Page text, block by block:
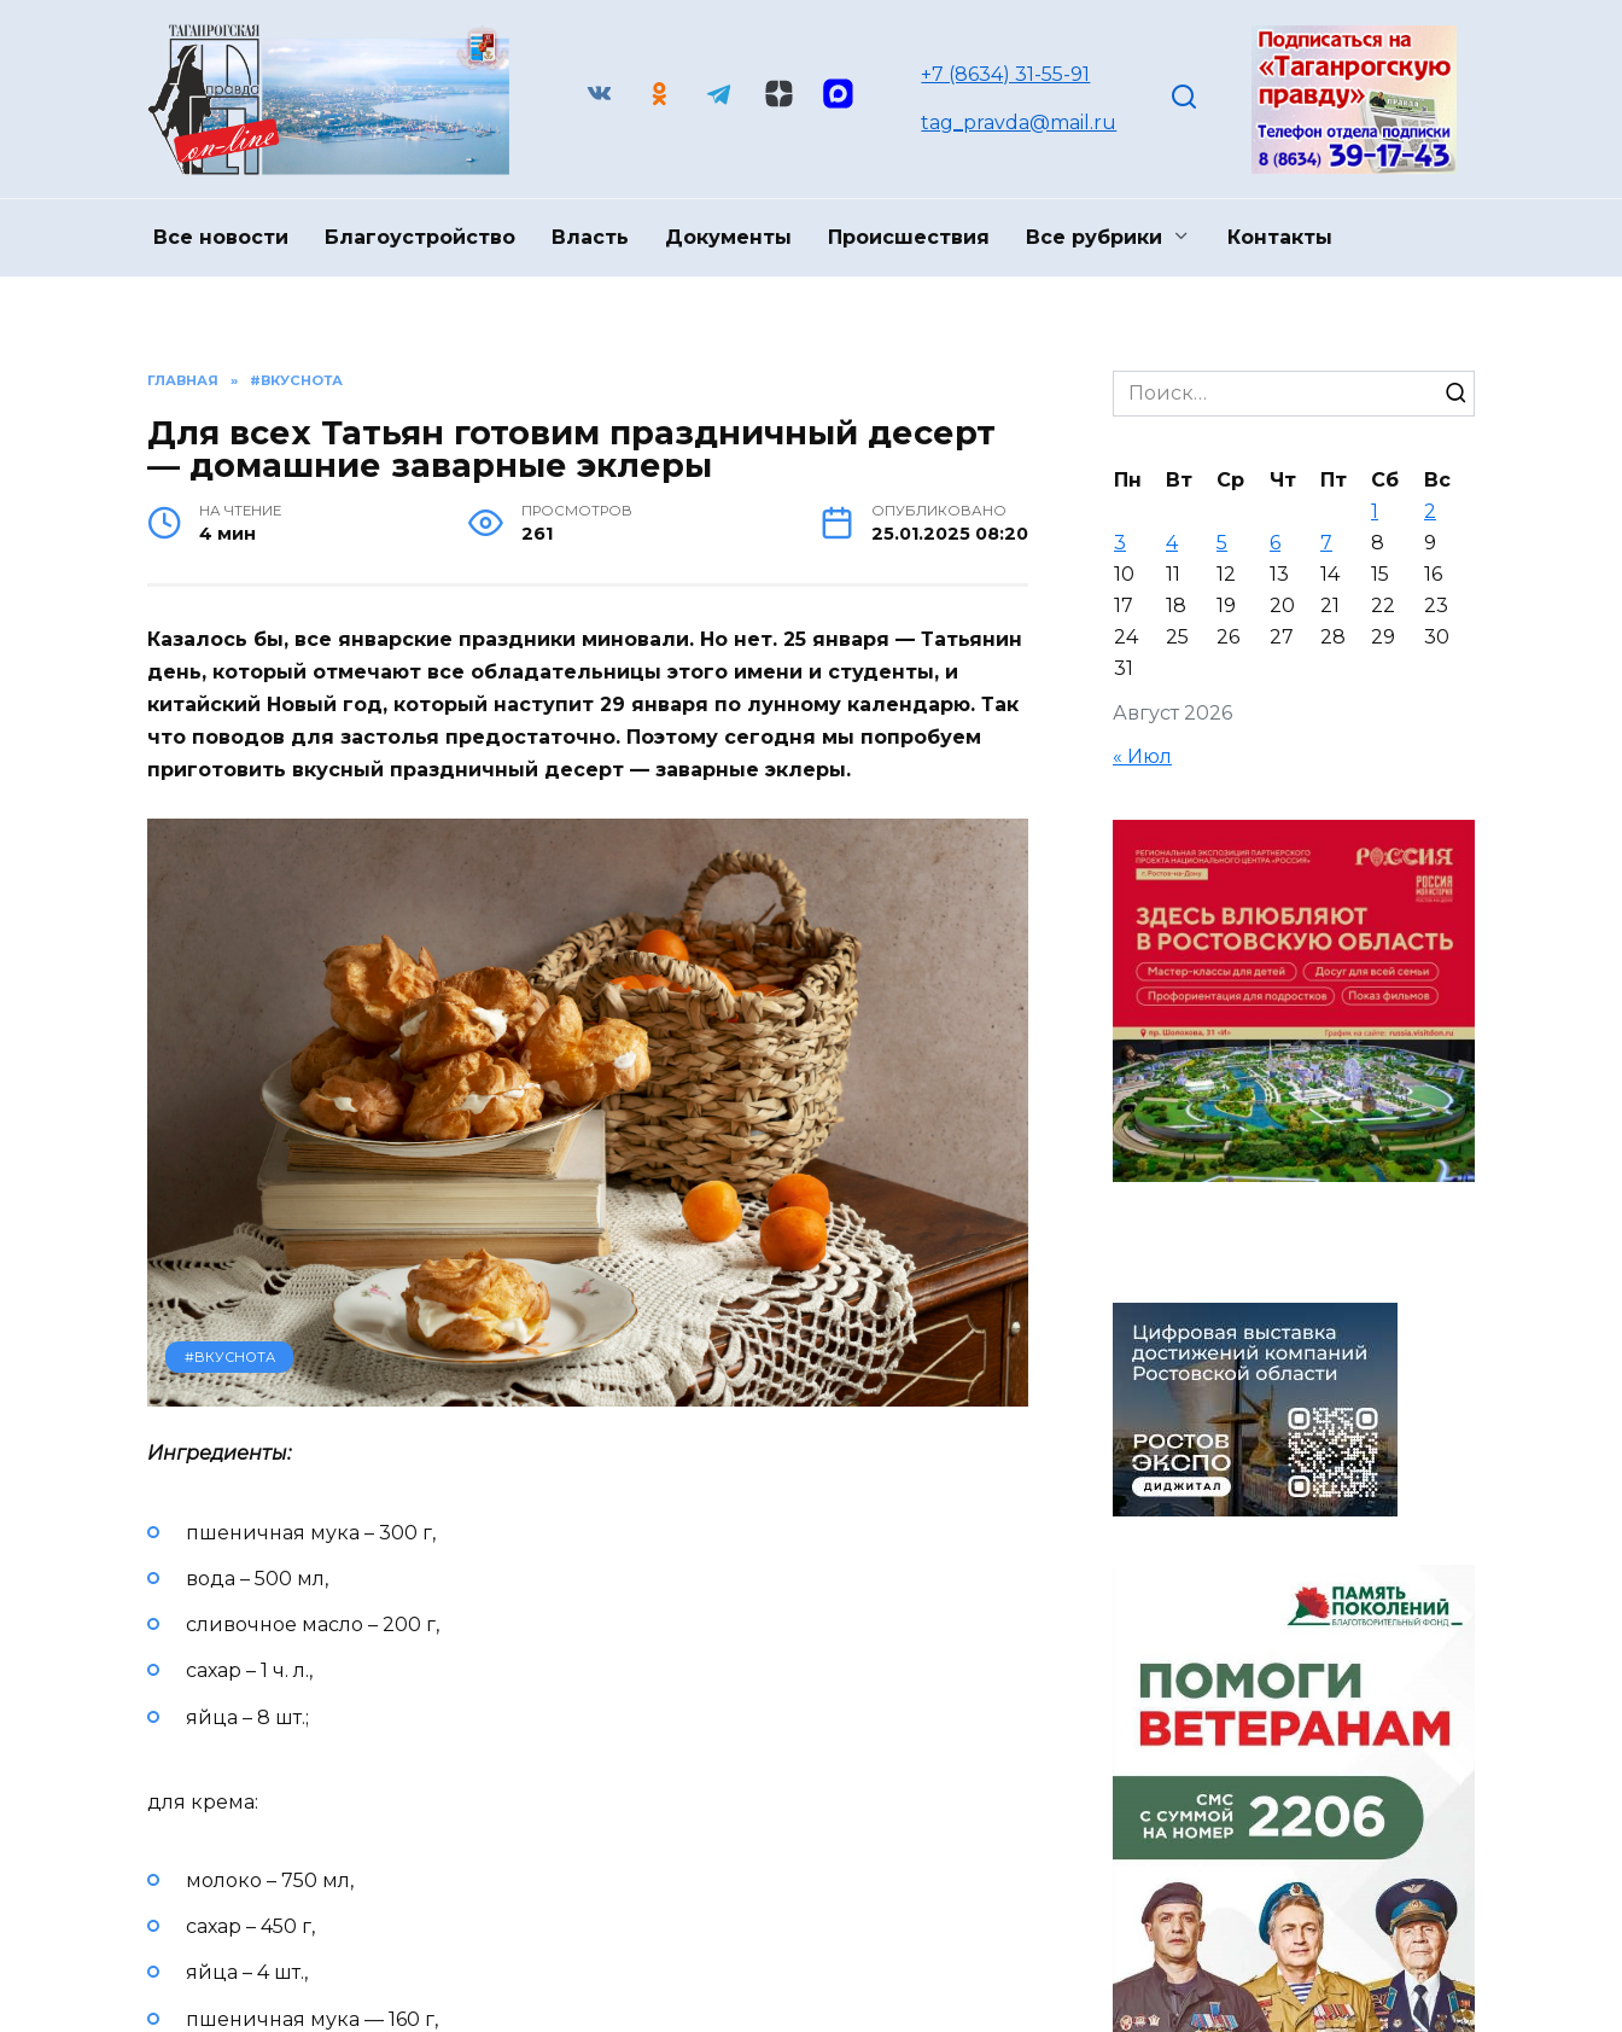
+7 (8634) 31-55-91
tag_pravda@mail.ru
Все новости Благоустройство Власть Документы Происшествия Все рубрики Контакты
ГЛАВНАЯ » #ВКУСНОТА
Для всех Татьян готовим праздничный десерт
— домашние заварные эклеры
НА ЧТЕНИЕ
4 мин
ПРОСМОТРОВ
261
ОПУБЛИКОВАНО
25.01.2025 08:20
Казалось бы, все январские праздники миновали. Но нет. 25 января — Татьянин
день, который отмечают все обладательницы этого имени и студенты, и
китайский Новый год, который наступит 29 января по лунному календарю. Так
что поводов для застолья предостаточно. Поэтому сегодня мы попробуем
приготовить вкусный праздничный десерт — заварные эклеры.
#ВКУСНОТА
Ингредиенты:
пшеничная мука – 300 г,
вода – 500 мл,
сливочное масло – 200 г,
сахар – 1 ч. л.,
яйца – 8 шт.;
для крема:
молоко – 750 мл,
сахар – 450 г,
яйца – 4 шт.,
пшеничная мука — 160 г,
Search
for:
Август 2026
Пн Вт Ср Чт Пт Сб
Вс
1
2
3
4 5 6 7 8
9
10
11 12 13 14 15
16
17
18 19 20 21 22
23
24
25 26 27 28 29
30
31
« Июл